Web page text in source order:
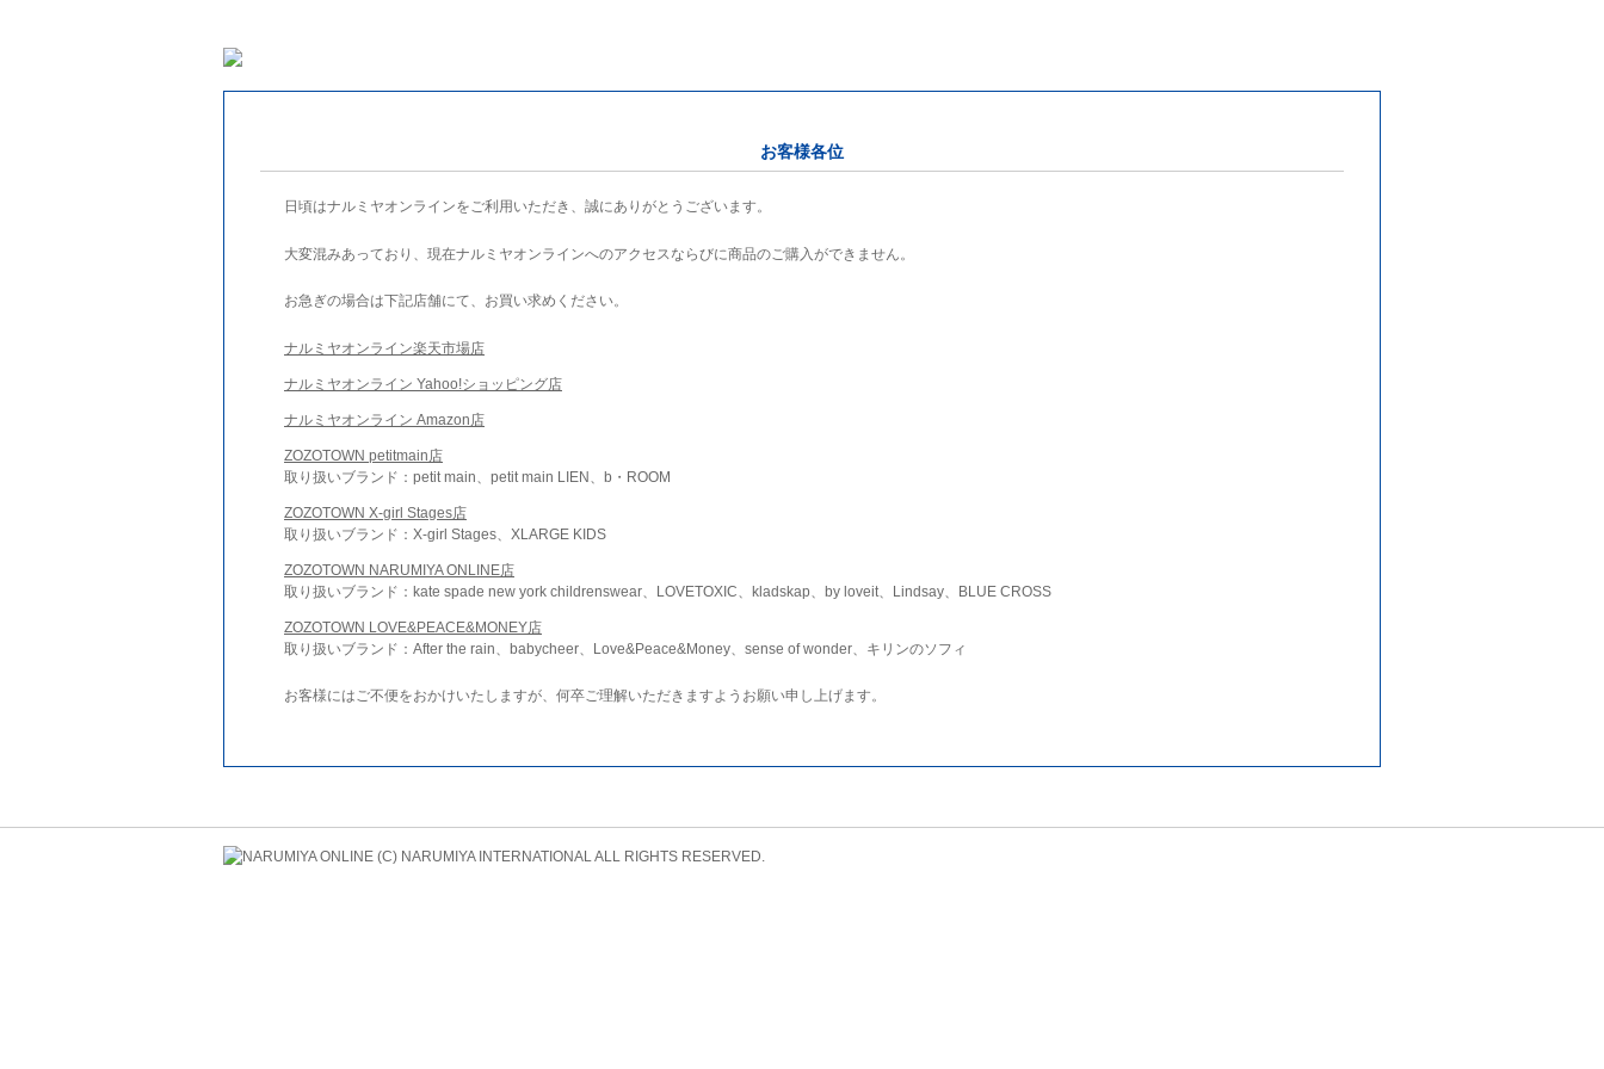
お客様各位
日頃はナルミヤオンラインをご利用いただき、誠にありがとうございます。
大変混みあっており、現在ナルミヤオンラインへのアクセスならびに商品のご購入ができません。
お急ぎの場合は下記店舗にて、お買い求めください。
ナルミヤオンライン楽天市場店
ナルミヤオンライン Yahoo!ショッピング店
ナルミヤオンライン Amazon店
ZOZOTOWN petitmain店
取り扱いブランド：petit main、petit main LIEN、b・ROOM
ZOZOTOWN X-girl Stages店
取り扱いブランド：X-girl Stages、XLARGE KIDS
ZOZOTOWN NARUMIYA ONLINE店
取り扱いブランド：kate spade new york childrenswear、LOVETOXIC、kladskap、by loveit、Lindsay、BLUE CROSS
ZOZOTOWN LOVE&PEACE&MONEY店
取り扱いブランド：After the rain、babycheer、Love&Peace&Money、sense of wonder、キリンのソフィ
お客様にはご不便をおかけいたしますが、何卒ご理解いただきますようお願い申し上げます。